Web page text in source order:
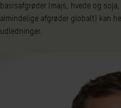
basisafgrøder (majs, hvede og
almindelige afgrøder globalt) kan
udledninger.